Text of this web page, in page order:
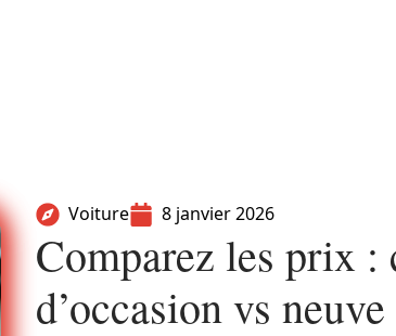
Voiture 8 janvier 2026
Comparez les prix
d’occasion vs neuve